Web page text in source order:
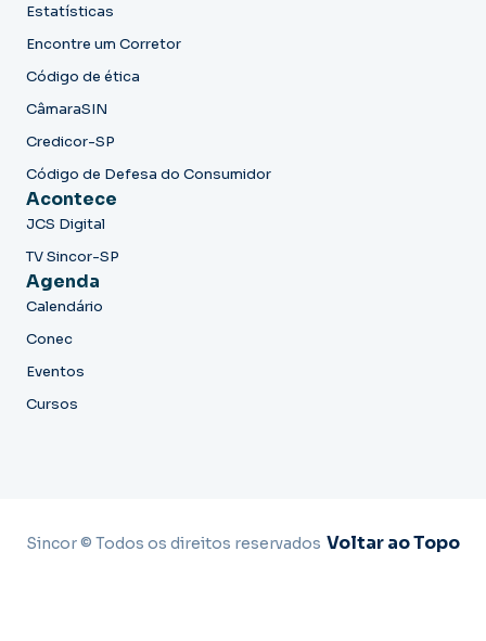
Estatísticas
Encontre um Corretor
Código de ética
CâmaraSIN
Credicor-SP
Código de Defesa do Consumidor
Acontece
JCS Digital
TV Sincor-SP
Agenda
Calendário
Conec
Eventos
Cursos
Sincor © Todos os direitos reservados Voltar ao Topo